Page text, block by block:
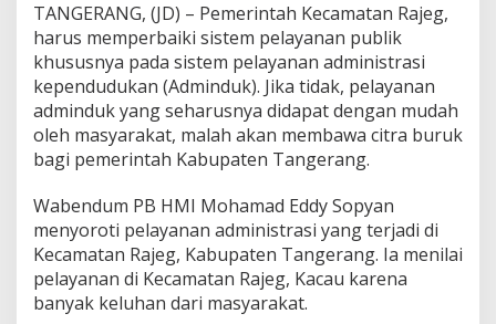
m
i
d
u
k
d
i
c
a
m
a
a
TANGERANG, (JD) – Pemerintah Kecamatan Rajeg,
harus memperbaiki sistem pelayanan publik
khususnya pada sistem pelayanan administrasi
kependudukan (Adminduk). Jika tidak, pelayanan
adminduk yang seharusnya didapat dengan mudah
oleh masyarakat, malah akan membawa citra buruk
bagi pemerintah Kabupaten Tangerang.
Wabendum PB HMI Mohamad Eddy Sopyan
menyoroti pelayanan administrasi yang terjadi di
Kecamatan Rajeg, Kabupaten Tangerang. Ia menilai
pelayanan di Kecamatan Rajeg, Kacau karena
banyak keluhan dari masyarakat.